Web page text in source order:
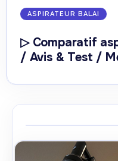
ASPIRATEUR BALAI
▷ Comparatif
/ Avis & Test /